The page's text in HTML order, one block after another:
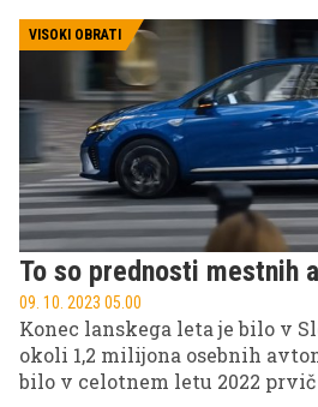
VISOKI OBRATI
To so prednosti mestnih
09. 10. 2023 05.00
Konec lanskega leta je bilo v
okoli 1,2 milijona osebnih
bilo v celotnem letu 2022